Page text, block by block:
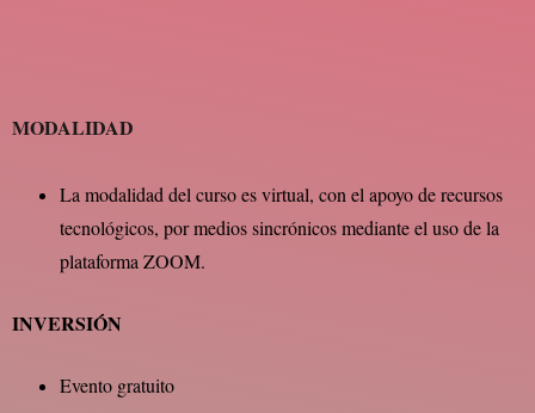
MODALIDAD
La modalidad del curso es virtual, con el apoyo de recursos
tecnológicos, por medios sincrónicos mediante el uso de la
plataforma ZOOM.
INVERSIÓN
Evento gratuito